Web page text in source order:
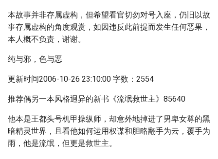
本故事并非存属虚构，但希望看官切勿对号入座，仍旧以故
事存属虚构的角度观赏，如因违反此前提而发生任何恶果，
本人概不负责，谢谢。
纯与邪，色与恶
更新时间2006-10-26 23:10:00 字数：2554
推荐偶另一本风格迥异的新书《流氓救世主》85640
他本是王都头号机甲操纵师，却意外地掉进了男卑女尊的黑
暗精灵世界，且看他如何运用权谋和胆略翻手为云，覆手为
雨，他是流氓，但更是救世主。